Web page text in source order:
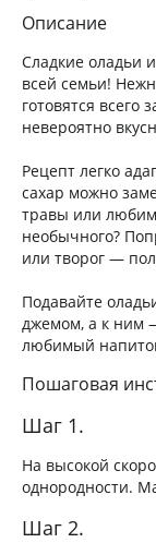
Описание
Сладкие оладьи
всей семьи!
готовятся всего
невероятно
Рецепт легко
сахар можно
травы или
необычного?
или творог —
Подавайте
джемом, а к ним
любимый
Пошаговая
Шаг 1.
На высокой
однородности.
Шаг 2.